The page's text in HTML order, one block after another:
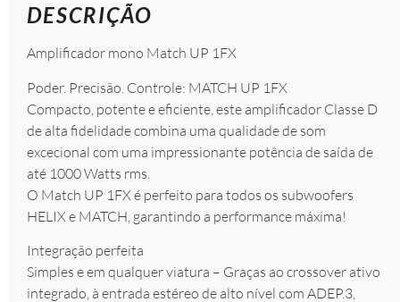
DESCRIÇÃO
Amplificador mono Match UP 1FX
Poder. Precisão. Controle: MATCH UP 1FX
Compacto, potente e eficiente, este amplificador Classe D
de alta fidelidade combina uma qualidade de som
excecional com uma impressionante potência de saída de
até 1000 Watts rms.
O Match UP 1FX é perfeito para todos os subwoofers
HELIX e MATCH, garantindo a performance máxima!
Integração perfeita
Simples e em qualquer viatura – Graças ao crossover ativo
integrado, à entrada estéreo de alto nível com ADEP.3,